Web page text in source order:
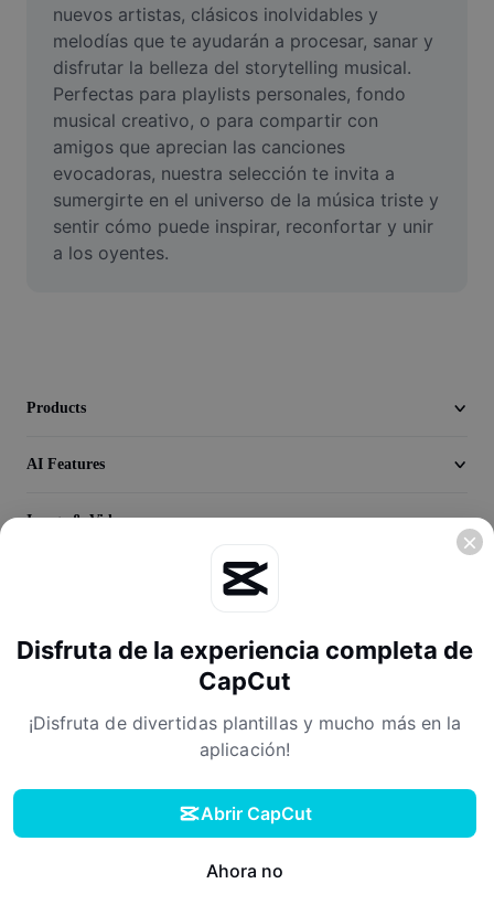
Enhance quality
Video Editor
Trim Video
Add Subtitles To Video
Video Converter
nuevos artistas, clásicos inolvidables y
melodías que te ayudarán a procesar, sanar y
disfrutar la belleza del storytelling musical.
Perfectas para playlists personales, fondo
musical creativo, o para compartir con
amigos que aprecian las canciones
evocadoras, nuestra selección te invita a
sumergirte en el universo de la música triste y
sentir cómo puede inspirar, reconfortar y unir
a los oyentes.
Products
AI Features
Image & Video
Privacy Policy Cookies Policy
Creator Terms of Service
Digital Services Act
Community Guidelines
Explorar más plantillas
Disfruta de la experiencia completa de
CapCut
¡Disfruta de divertidas plantillas y mucho más en la
aplicación!
Abrir CapCut
Ahora no